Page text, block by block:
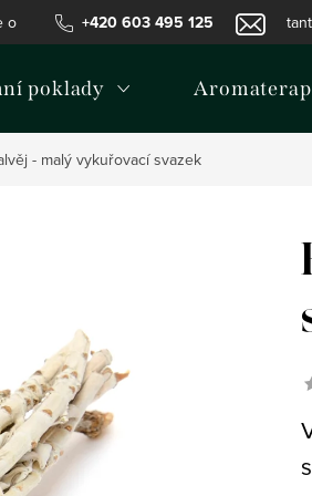
+420 603 495 125
o používání cookies Podmínky
poklady
- malý vykuřovací svazek